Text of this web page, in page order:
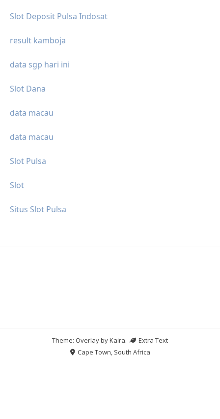
Slot Deposit Pulsa Indosat
result kamboja
data sgp hari ini
Slot Dana
data macau
data macau
Slot Pulsa
Slot
Situs Slot Pulsa
Theme: Overlay byKaira.
Extra Text
Cape Town, South Africa